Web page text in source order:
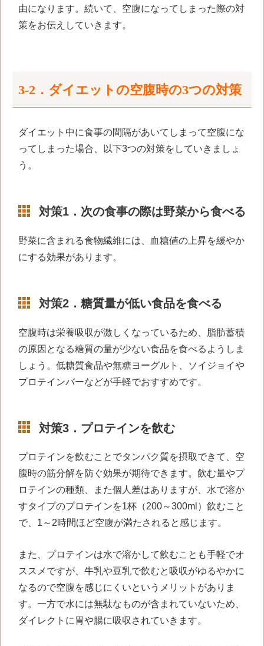
由になります。続いて、空腹になってしまった際の対
策をお伝えしていきます。
3-2．ダイエットの空腹時の3つの対策
ダイエット中に食事の間隔があいてしまって空腹にな
ってしまった場合、以下3つの対策をしていきましょ
う。
対策1．次の食事の際は野菜から食べる
野菜に含まれる食物繊維には、血糖値の上昇を緩やか
にする効果があります。
対策2．糖質量が低い食品を食べる
空腹時は栄養吸収が激しくなっているため、脂肪蓄積
の原因となる糖質の量が少ない食品を食べるようしま
しょう。低糖質食品や無糖ヨーグルト、ソイジョイや
プロテインバーなどが手軽でおすすめです。
対策3．プロテインを飲む
プロテインを飲むことでタンパク質を摂取できて、空
腹時の筋分解を防ぐ効果が期待できます。飲む量やプ
ロテインの種類、また個人差はありますが、水で溶か
すタイプのプロテインを1杯（200～300ml ）飲むこと
で、 1～2時間ほど空腹が満たされると感じます。
また、プロテインは水で溶かして飲むことも手軽でオ
ススメですが、牛乳や豆乳で飲むと吸収がゆるやかに
なるので空腹を感じにくいというメリットがありま
す。一方で水には無駄なものが含まれていないため、
ダイレクトに胃や腸に吸収されていきます。